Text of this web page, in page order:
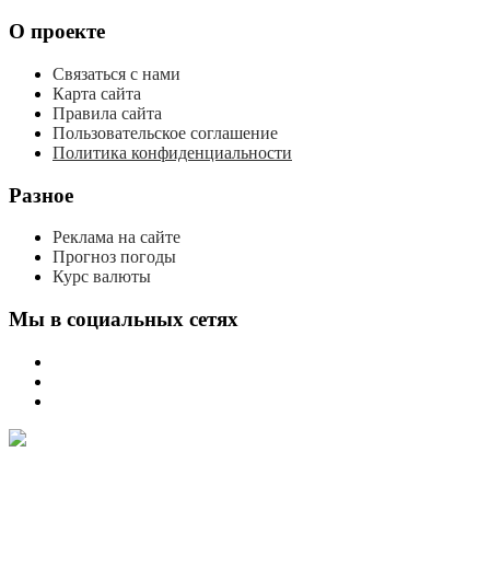
О проекте
Связаться с нами
Карта сайта
Правила сайта
Пользовательское соглашение
Политика конфиденциальности
Разное
Реклама на сайте
Прогноз погоды
Курс валюты
Мы в социальных сетях